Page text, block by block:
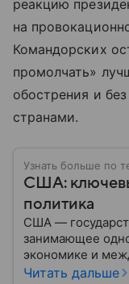
реакцию
на
Командорских
промолчать»
обострения и
странами.
Узнать больше по
США:
политика
США —
занимающее
экономике и
материале —
Читать дальше